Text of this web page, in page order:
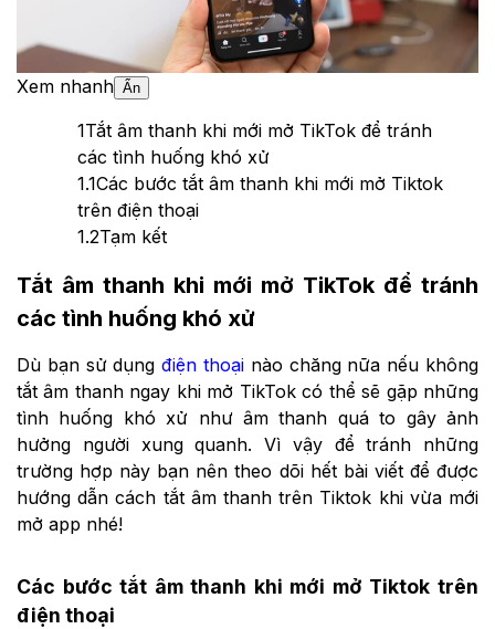
Xem nhanh Ẩn
1Tắt âm thanh khi mới mở TikTok để tránh
các tình huống khó xử
1.1Các bước tắt âm thanh khi mới mở Tiktok
trên điện thoại
1.2Tạm kết
Tắt âm thanh khi mới mở TikTok để tránh
các tình huống khó xử
Dù bạn sử dụngđiện thoại nào chăng nữa nếu không
tắt âm thanh ngay khi mở TikTok có thể sẽ gặp những
tình huống khó xử như âm thanh quá to gây ảnh
hưởng người xung quanh. Vì vậy để tránh những
trường hợp này bạn nên theo dõi hết bài viết để được
hướng dẫn cách tắt âm thanh trên Tiktok khi vừa mới
mở app nhé!
Các bước tắt âm thanh khi mới mở Tiktok trên
điện thoại